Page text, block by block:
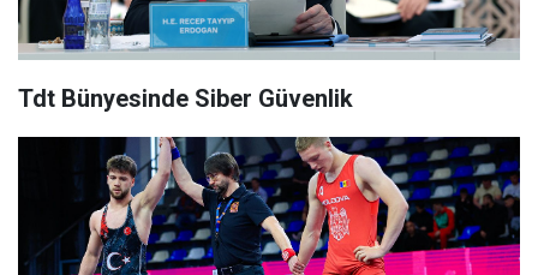
Tdt Bünyesinde Siber Güvenlik